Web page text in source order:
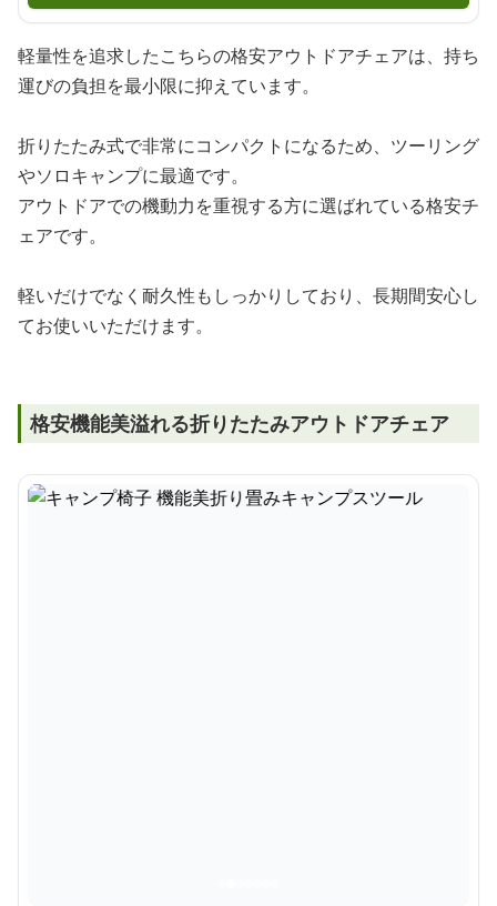
軽量性を追求したこちらの格安アウトドアチェアは、持ち
運びの負担を最小限に抑えています。
折りたたみ式で非常にコンパクトになるため、ツーリング
やソロキャンプに最適です。
アウトドアでの機動力を重視する方に選ばれている格安チ
ェアです。
軽いだけでなく耐久性もしっかりしており、長期間安心し
てお使いいただけます。
格安機能美溢れる折りたたみアウトドアチェア